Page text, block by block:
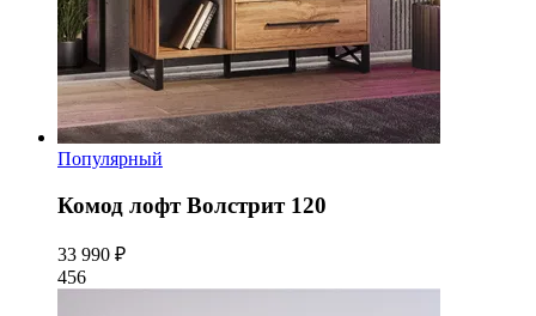
Популярный
Комод лофт Волстрит 120
33 990 ₽
456